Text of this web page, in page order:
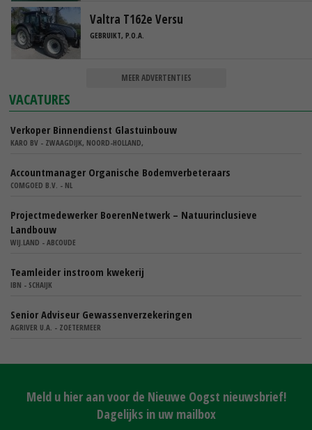
Valtra T162e Versu
GEBRUIKT, P.O.A.
MEER ADVERTENTIES
VACATURES
Verkoper Binnendienst Glastuinbouw
KARO BV - ZWAAGDIJK, NOORD-HOLLAND,
Accountmanager Organische Bodemverbeteraars
COMGOED B.V. - NL
Projectmedewerker BoerenNetwerk – Natuurinclusieve
Landbouw
WIJ.LAND - ABCOUDE
Teamleider instroom kwekerij
IBN - SCHAIJK
Senior Adviseur Gewassenverzekeringen
AGRIVER U.A. - ZOETERMEER
Meld u hier aan voor de Nieuwe Oogst nieuwsbrief!
Dagelijks in uw mailbox